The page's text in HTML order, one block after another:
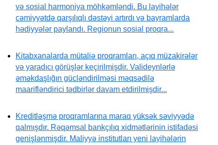
və sosial harmoniya möhkəmləndi. Bu layihələr
cəmiyyətdə qarşılıqlı dəstəyi artırdı və bayramlarda
hədiyyələr paylandı. Regionun sosial proqra...
Kitabxanalarda mütaliə proqramları, açıq müzakirələr
və yaradıcı görüşlər keçirilmişdir. Valideynlərlə
əməkdaşlığın gücləndirilməsi məqsədilə
maarifləndirici tədbirlər davam etdirilmişdir...
Kreditləşmə proqramlarına maraq yüksək səviyyədə
qalmışdır. Rəqəmsal bankçılıq xidmətlərinin istifadəsi
genişlənmişdir. Maliyyə institutları yeni layihələrin